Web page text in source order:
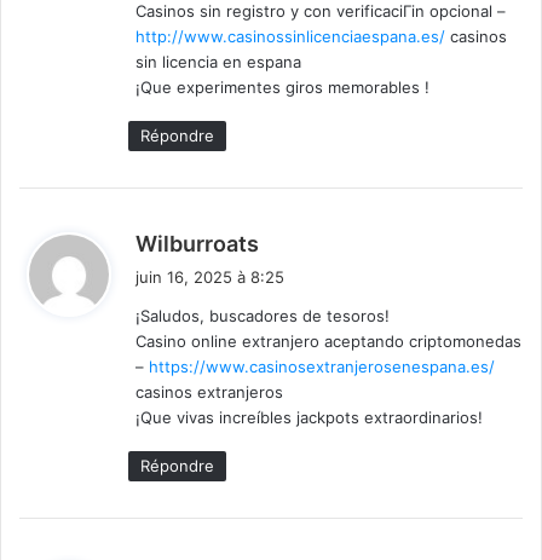
:
Casinos sin registro y con verificaciГіn opcional –
http://www.casinossinlicenciaespana.es/ casinos
sin licencia en espana
¡Que experimentes giros memorables !
Répondre
Wilburroats
:
juin 16, 2025 à 8:25
¡Saludos, buscadores de tesoros!
Casino online extranjero aceptando criptomonedas
– https://www.casinosextranjerosenespana.es/
casinos extranjeros
¡Que vivas increíbles jackpots extraordinarios!
Répondre